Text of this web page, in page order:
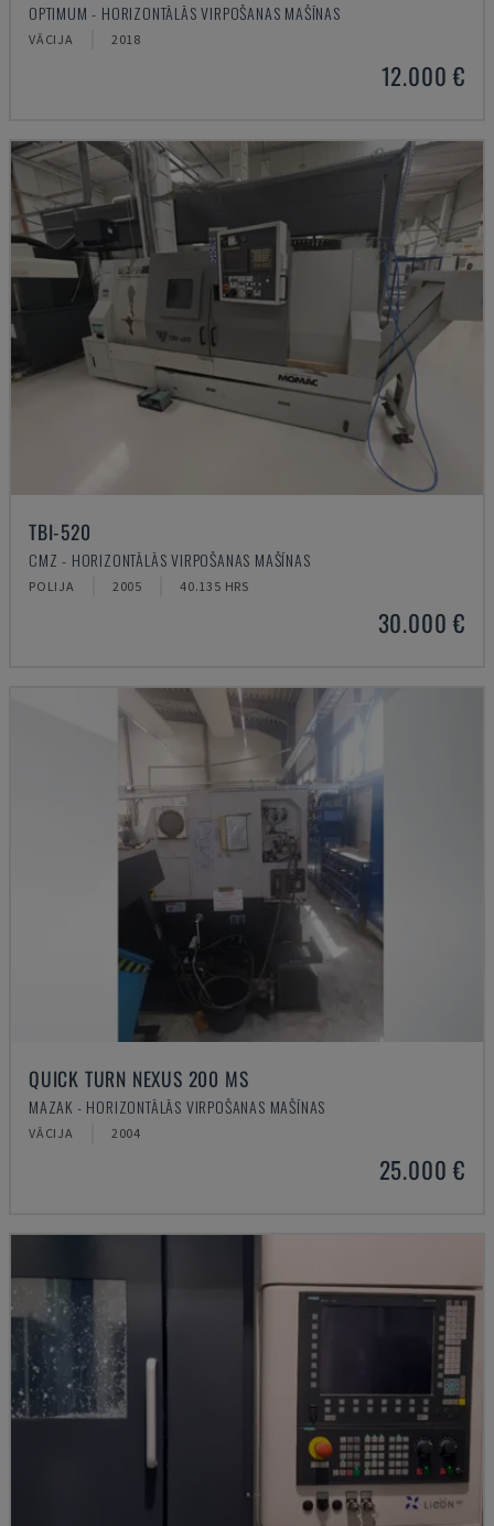
OPTIMUM - HORIZONTĀLĀS VIRPOŠANAS MAŠĪNAS
VĀCIJA 2018
12.000 €
TBI-520
CMZ - HORIZONTĀLĀS VIRPOŠANAS MAŠĪNAS
POLIJA 2005 40.135 HRS
30.000 €
QUICK TURN NEXUS 200 MS
MAZAK - HORIZONTĀLĀS VIRPOŠANAS MAŠĪNAS
VĀCIJA 2004
25.000 €